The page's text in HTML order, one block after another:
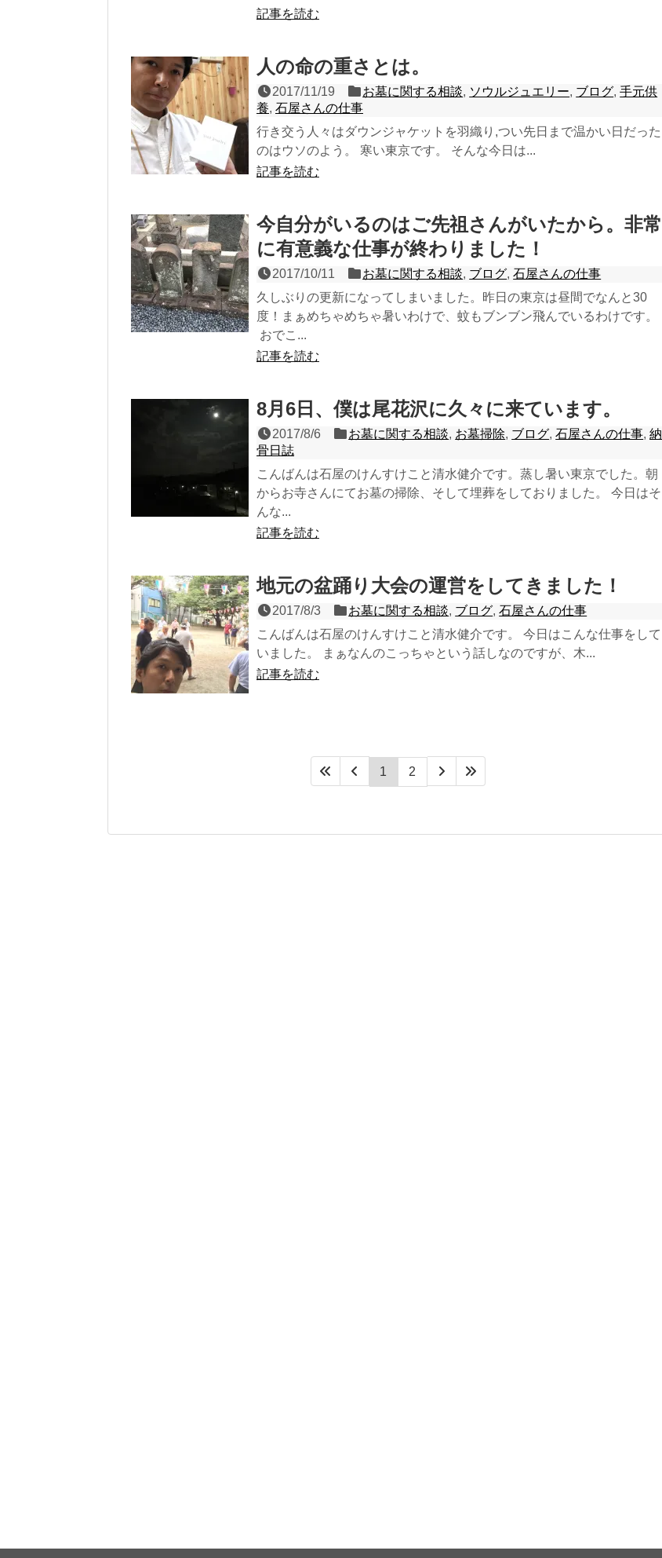
記事を読む
人の命の重さとは。
2017/11/19 お墓に関する相談, ソウルジュエリー, ブログ,手元供
養, 石屋さんの仕事
行き交う人々はダウンジャケットを羽織り,つい先日まで温かい日だった
のはウソのよう。 寒い東京です。 そんな今日は...
記事を読む
今自分がいるのはご先祖さんがいたから。非常
に有意義な仕事が終わりました！
2017/10/11 お墓に関する相談, ブログ,石屋さんの仕事
久しぶりの更新になってしまいました。昨日の東京は昼間でなんと30
度！まぁめちゃめちゃ暑いわけで、蚊もブンブン飛んでいるわけです。
おでこ...
記事を読む
8月6日、僕は尾花沢に久々に来ています。
2017/8/6 お墓に関する相談, お墓掃除, ブログ,石屋さんの仕事,納
骨日誌
こんばんは石屋のけんすけこと清水健介です。蒸し暑い東京でした。朝
からお寺さんにてお墓の掃除、そして埋葬をしておりました。 今日はそ
んな...
記事を読む
地元の盆踊り大会の運営をしてきました！
2017/8/3 お墓に関する相談, ブログ,石屋さんの仕事
こんばんは石屋のけんすけこと清水健介です。 今日はこんな仕事をして
いました。 まぁなんのこっちゃという話しなのですが、木...
記事を読む
1 2